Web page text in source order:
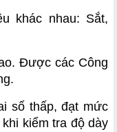
khác nhau: Sắt,
Được các Công
số thấp, đạt mức
kiểm tra độ dày